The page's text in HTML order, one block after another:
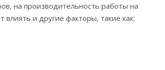
на производительность работы на
и другие факторы, такие как: